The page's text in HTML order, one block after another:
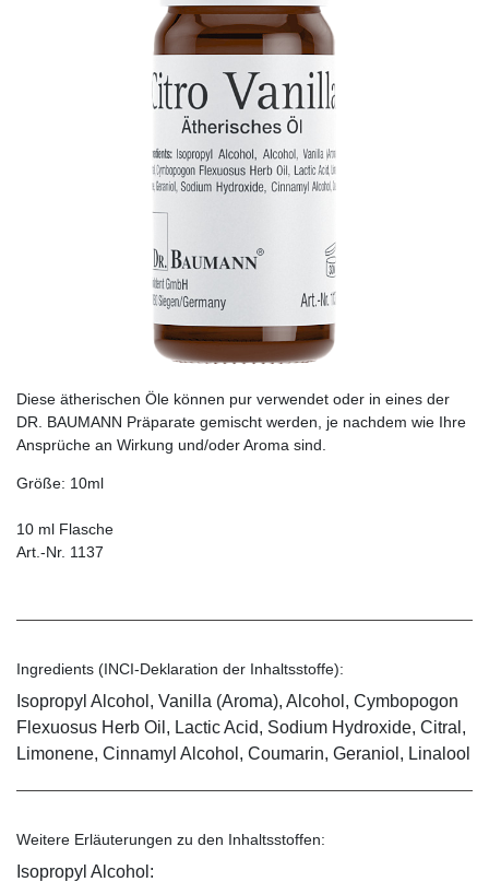
Diese ätherischen Öle können pur verwendet oder in eines der
DR. BAUMANN Präparate gemischt werden, je nachdem wie Ihre
Ansprüche an Wirkung und/oder Aroma sind.
Größe: 10ml
10 ml Flasche
Art.-Nr. 1137
Ingredients (INCI-Deklaration der Inhaltsstoffe):
Isopropyl Alcohol, Vanilla (Aroma), Alcohol, Cymbopogon
Flexuosus Herb Oil, Lactic Acid, Sodium Hydroxide, Citral,
Limonene, Cinnamyl Alcohol, Coumarin, Geraniol, Linalool
Weitere Erläuterungen zu den Inhaltsstoffen:
Isopropyl Alcohol: